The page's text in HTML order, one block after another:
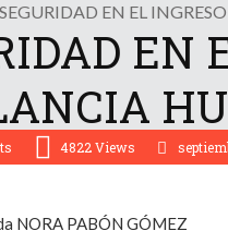
SEGURIDAD EN EL
EN
4822Views
NORA PABÓN GÓMEZ